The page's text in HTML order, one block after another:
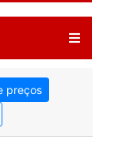
preços